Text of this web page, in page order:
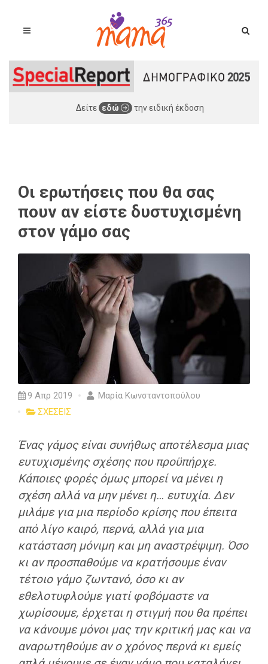
Δείτε εδώ την ειδική έκδοση
Οι ερωτήσεις που θα σας
πουν αν είστε δυστυχισμένη
στον γάμο σας
9 Απρ 2019
Μαρία Κωνσταντοπούλου
ΣΧΕΣΕΙΣ
Ένας γάμος είναι συνήθως αποτέλεσμα μιας
ευτυχισμένης σχέσης που προϋπήρχε.
Κάποιες φορές όμως μπορεί να μένει η
σχέση αλλά να μην μένει η… ευτυχία. Δεν
μιλάμε για μια περίοδο κρίσης που έπειτα
από λίγο καιρό, περνά, αλλά για μια
κατάσταση μόνιμη και μη αναστρέψιμη. Όσο
κι αν προσπαθούμε να κρατήσουμε έναν
τέτοιο γάμο ζωντανό, όσο κι αν
εθελοτυφλούμε γιατί φοβόμαστε να
χωρίσουμε, έρχεται η στιγμή που θα πρέπει
να κάνουμε μόνοι μας την κριτική μας και να
αναρωτηθούμε αν ο χρόνος περνά κι εμείς